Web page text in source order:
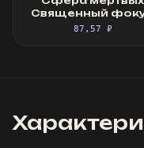
Священный
87,57 ₽